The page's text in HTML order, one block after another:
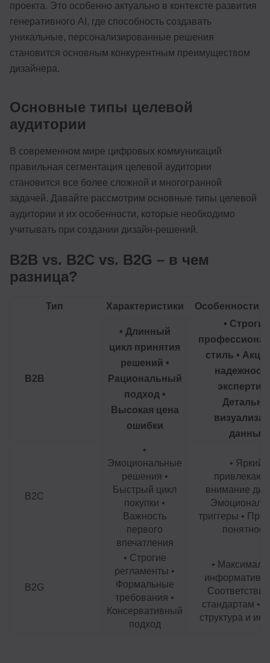
проекта. Это особенно актуально в контексте развития
генеративного AI, где способность создавать
уникальные, персонализированные решения
становится основным конкурентным преимуществом
дизайнера.
Основные типы целевой
аудитории
В современном мире цифровых коммуникаций
правильная сегментация целевой аудитории
становится все более сложной и многогранной
задачей. Давайте рассмотрим основные типы целевой
аудитории и их особенности, которые необходимо
учитывать при создании дизайн-решений.
B2B vs. B2C vs. B2G – в чем
разница?
Тип Характеристики Особенности
B2B
• Длинный
цикл принятия
решений •
Рациональный
подход •
Высокая цена
ошибки
•
стиль •
данных
B2C
•
Эмоциональные
решения •
Быстрый цикл
покупки •
Важность
первого
впечатления
• Яркий,
внимание
триггеры •
B2G
• Строгие
регламенты •
Формальные
требования •
Консервативный
подход
•
Соответствие
стандартам •
структура и